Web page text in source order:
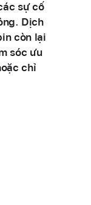
sự cố
Dịch
còn lại
sóc ưu
chỉ